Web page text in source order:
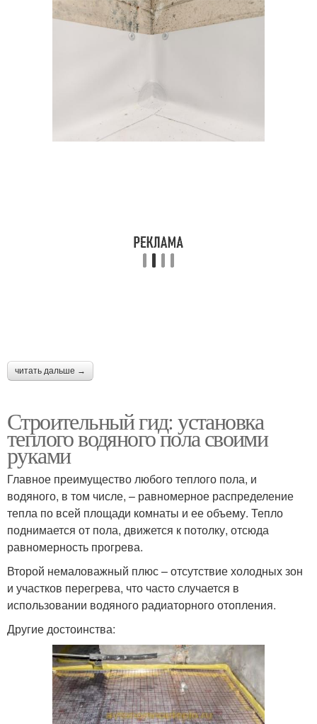
читать дальше →
Строительный гид: установка
теплого водяного пола своими
руками
Главное преимущество любого теплого пола, и
водяного, в том числе, – равномерное распределение
тепла по всей площади комнаты и ее объему. Тепло
поднимается от пола, движется к потолку, отсюда
равномерность прогрева.
Второй немаловажный плюс – отсутствие холодных зон
и участков перегрева, что часто случается в
использовании водяного радиаторного отопления.
Другие достоинства: